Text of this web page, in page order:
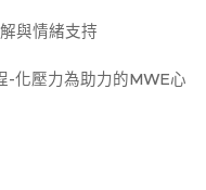
與情緒支持
-化壓力為助力的MWE心